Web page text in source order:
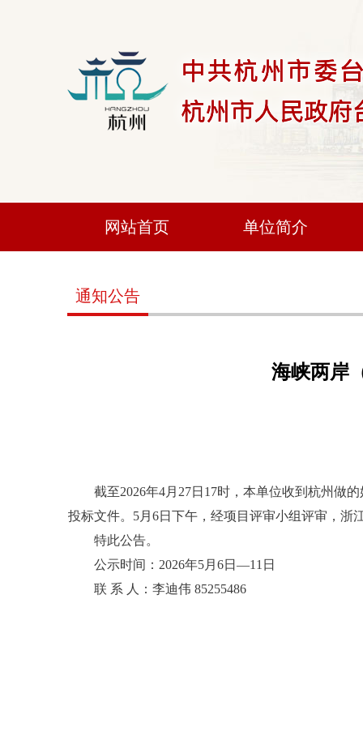
网站首页 单位简介
通知公告
海峡两岸
截至2026年4月27日17时，本单位收到杭州做
投标文件。5月6日下午，经项目评审小组评审，浙
特此公告。
公示时间：2026年5月6日—11日
联 系 人：李迪伟 85255486